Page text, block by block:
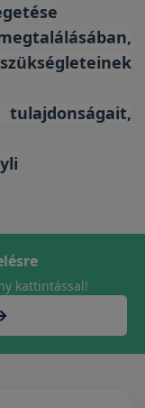
kattintással!